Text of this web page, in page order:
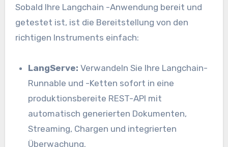
Sobald Ihre Langchain -Anwendung bereit und
getestet ist, ist die Bereitstellung von den
richtigen Instruments einfach:
LangServe: Verwandeln Sie Ihre Langchain-
Runnable und -Ketten sofort in eine
produktionsbereite REST-API mit
automatisch generierten Dokumenten,
Streaming, Chargen und integrierten
Überwachung.